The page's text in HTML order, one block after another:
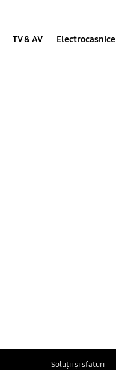
TV & AV Electrocasnice
Soluții și sfaturi